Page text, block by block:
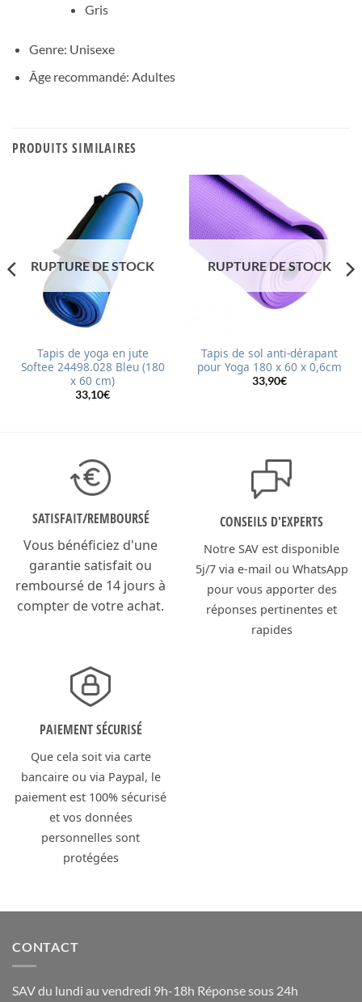
Gris
Genre: Unisexe
Âge recommandé: Adultes
PRODUITS SIMILAIRES
RUPTURE DE STOCK
Tapis de yoga en jute
Softee 24498.028 Bleu (180
x 60 cm)
33,10€
RUPTURE DE STOCK
Tapis de sol anti-dérapant
pour Yoga 180 x 60 x 0,6cm
33,90€
SATISFAIT/REMBOURSÉ
Vous bénéficiez d'une
garantie satisfait ou
remboursé de 14 jours à
compter de votre achat.
CONSEILS D'EXPERTS
Notre SAV est disponible
5j/7 via e-mail ou WhatsApp
pour vous apporter des
réponses pertinentes et
rapides
PAIEMENT SÉCURISÉ
Que cela soit via carte
bancaire ou via Paypal, le
paiement est 100% sécurisé
et vos données
personnelles sont
protégées
CONTACT
SAV du lundi au vendredi 9h-18h Réponse sous 24h